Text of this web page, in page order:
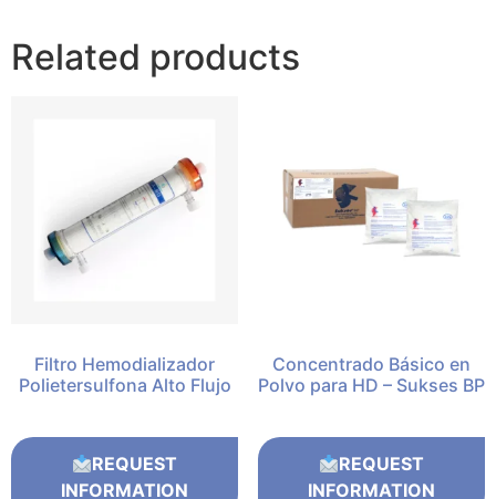
Related products
Filtro Hemodializador
Polietersulfona Alto Flujo
REQUEST
INFORMATION
Concentrado Básico en
Polvo para HD – Sukses BP
REQUEST
INFORMATION